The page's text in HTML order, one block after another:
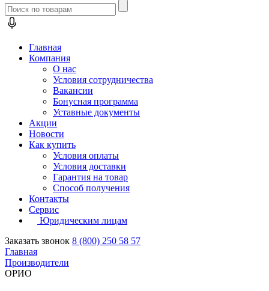
Главная
Компания
О нас
Условия сотрудничества
Вакансии
Бонусная программа
Уставные документы
Акции
Новости
Как купить
Условия оплаты
Условия доставки
Гарантия на товар
Способ получения
Контакты
Сервис
Юридическим лицам
Заказать звонок 8 (800) 250 58 57
Главная
Производители
ОРИО